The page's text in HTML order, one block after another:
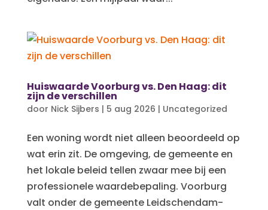
Huiswaarde Voorburg vs. Den Haag: dit
zijn de verschillen
door Nick Sijbers | 5 aug 2026 | Uncategorized
Een woning wordt niet alleen beoordeeld op
wat erin zit. De omgeving, de gemeente en
het lokale beleid tellen zwaar mee bij een
professionele waardebepaling. Voorburg
valt onder de gemeente Leidschendam-